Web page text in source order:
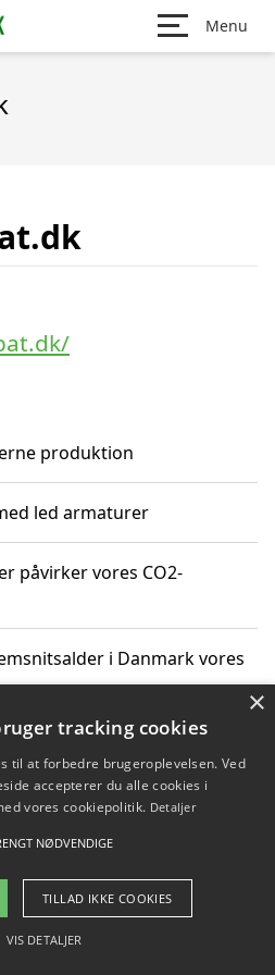
Menu
produktion
led armaturer
påvirker vores CO2-
i Danmark vores
udledning påvirker vores
Blog Betingelser
×
tracking cookies
til at forbedre brugeroplevelsen. Ved
accepterer du alle cookies i
vores cookiepolitik. Detaljer
NØDVENDIGE
TILLAD IKKE COOKIES
VIS DETALJER